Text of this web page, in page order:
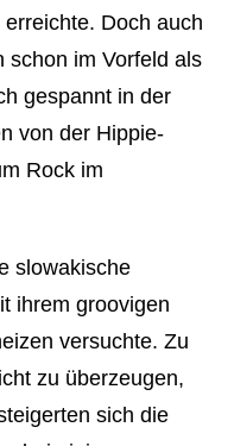
Doch auch
schon im Vorfeld als
gespannt in der
von der Hippie-
Rock im
slowakische
ihrem groovigen
versuchte. Zu
zu überzeugen,
sich die